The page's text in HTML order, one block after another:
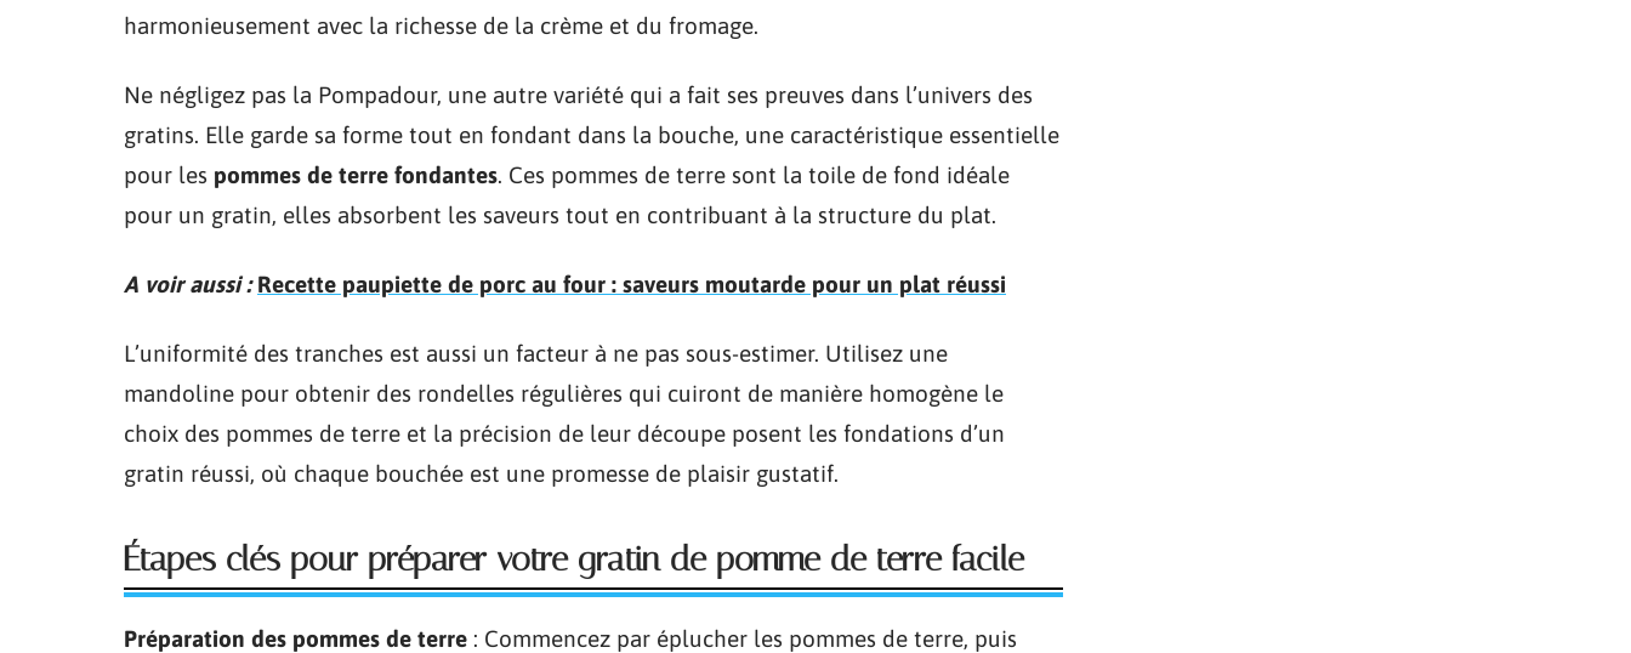
harmonieusement avec la richesse de la crème et du fromage.
Ne négligez pas la Pompadour, une autre variété qui a fait ses preuves dans l’univers des
gratins. Elle garde sa forme tout en fondant dans la bouche, une caractéristique essentielle
pour les pommes de terre fondantes. Ces pommes de terre sont la toile de fond idéale
pour un gratin, elles absorbent les saveurs tout en contribuant à la structure du plat.
A voir aussi : Recette paupiette de porc au four : saveurs moutarde pour un plat réussi
L’uniformité des tranches est aussi un facteur à ne pas sous-estimer. Utilisez une
mandoline pour obtenir des rondelles régulières qui cuiront de manière homogène le
choix des pommes de terre et la précision de leur découpe posent les fondations d’un
gratin réussi, où chaque bouchée est une promesse de plaisir gustatif.
Étapes clés pour préparer votre gratin de pomme de terre facile
Préparation des pommes de terre : Commencez par éplucher les pommes de terre, puis